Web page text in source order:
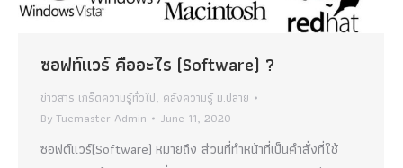
ซอฟท์แวร์ คืออะไร (Software) ?
ข่าวสาร เกร็ดความรู้ทั่วไป, คลังความรู้ ม.ปลาย
ByTuemaster Admin June 11, 2020
ซอฟต์แวร์(Software) หมายถึง ส่วนที่ทำหน้าที่เป็นคำสั่งที่ใช้